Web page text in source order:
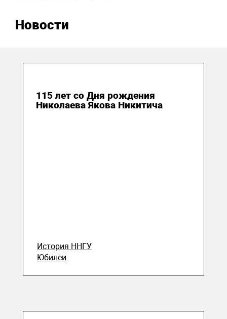
Новости
115 лет со Дня рождения
Николаева Якова Никитича
История ННГУ
Юбилеи